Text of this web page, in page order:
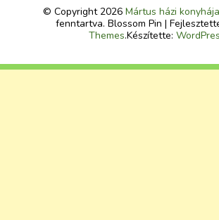
© Copyright 2026 Mártus házi konyhája
fenntartva. Blossom Pin |
Themes.Készítette: